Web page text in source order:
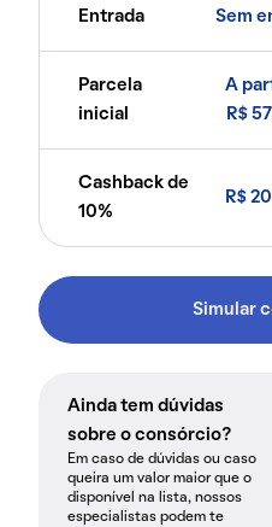
Entrada Sem
Parcela
inicial
A
R$
Cashback de
10%
R$
Simular
Ainda tem dúvidas
sobre o consórcio?
Em caso de dúvidas ou caso
queira um valor maior que o
disponível na lista, nossos
especialistas podem te